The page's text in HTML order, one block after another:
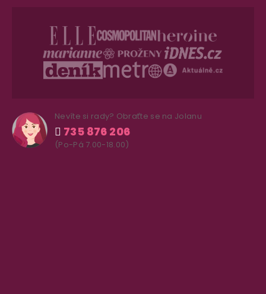
Nevíte si rady? Obraťte se na Jolanu
735 876 206
(Po-Pá 7.00-18.00)